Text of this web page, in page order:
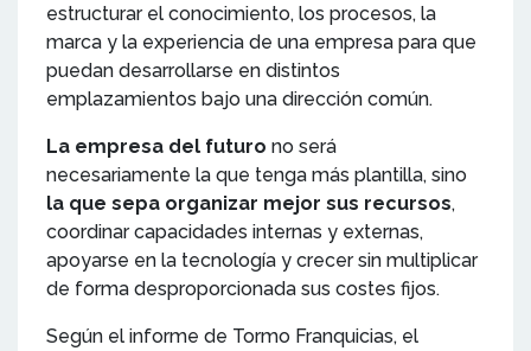
estructurar el conocimiento, los procesos, la
marca y la experiencia de una empresa para que
puedan desarrollarse en distintos
emplazamientos bajo una dirección común.
La empresa del futuro no será
necesariamente la que tenga más plantilla, sino
la que sepa organizar mejor sus recursos,
coordinar capacidades internas y externas,
apoyarse en la tecnología y crecer sin multiplicar
de forma desproporcionada sus costes fijos.
Según el informe de Tormo Franquicias, el